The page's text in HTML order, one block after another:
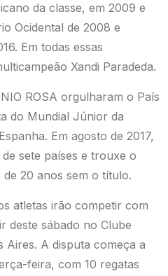
da classe, em 2009 e
Ocidental de 2008 e
Em todas essas
Xandi Paradeda.
ROSA orgulharam o País
do Mundial Júnior da
Em agosto de 2017,
sete países e trouxe o
20 anos sem o título.
atletas irão competir com
deste sábado no Clube
Aires. A disputa começa a
feira, com 10 regatas